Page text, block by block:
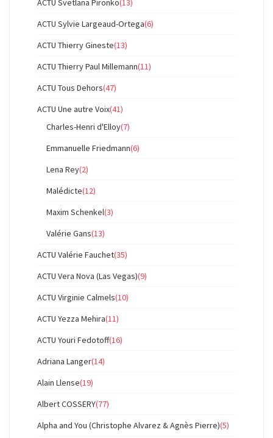
ACTU Svetlana Pironko(13)
ACTU Sylvie Largeaud-Ortega(6)
ACTU Thierry Gineste(13)
ACTU Thierry Paul Millemann(11)
ACTU Tous Dehors(47)
ACTU Une autre Voix(41)
Charles-Henri d'Elloy(7)
Emmanuelle Friedmann(6)
Lena Rey(2)
Malédicte(12)
Maxim Schenkel(3)
Valérie Gans(13)
ACTU Valérie Fauchet(35)
ACTU Vera Nova (Las Vegas)(9)
ACTU Virginie Calmels(10)
ACTU Yezza Mehira(11)
ACTU Youri Fedotoff(16)
Adriana Langer(14)
Alain Llense(19)
Albert COSSERY(77)
Alpha and You (Christophe Alvarez & Agnès Pierre)(5)